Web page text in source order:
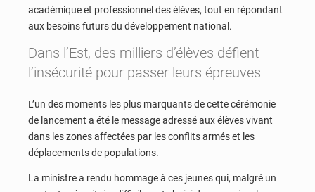
académique et professionnel des élèves, tout en répondant
aux besoins futurs du développement national.
Dans l’Est, des milliers d’élèves défient
l’insécurité pour passer leurs épreuves
L’un des moments les plus marquants de cette cérémonie
de lancement a été le message adressé aux élèves vivant
dans les zones affectées par les conflits armés et les
déplacements de populations.
La ministre a rendu hommage à ces jeunes qui, malgré un